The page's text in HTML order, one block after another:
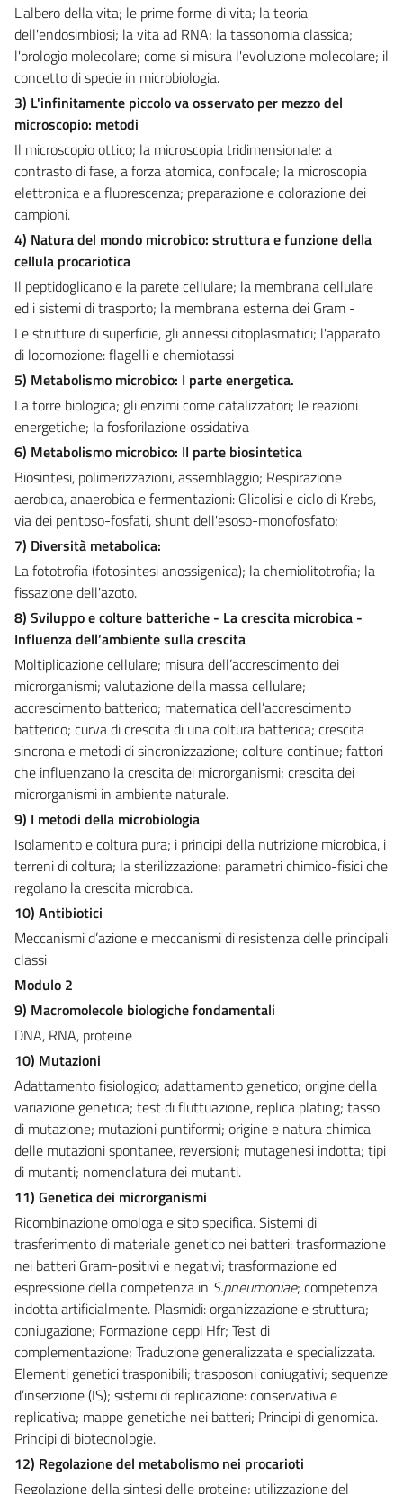
L'albero della vita; le prime forme di vita; la teoria
dell'endosimbiosi; la vita ad RNA; la tassonomia classica;
l'orologio molecolare; come si misura l'evoluzione molecolare; il
concetto di specie in microbiologia.
3) L'infinitamente piccolo va osservato per mezzo del
microscopio: metodi
Il microscopio ottico; la microscopia tridimensionale: a
contrasto di fase, a forza atomica, confocale; la microscopia
elettronica e a fluorescenza; preparazione e colorazione dei
campioni.
4) Natura del mondo microbico: struttura e funzione della
cellula procariotica
Il peptidoglicano e la parete cellulare; la membrana cellulare
ed i sistemi di trasporto; la membrana esterna dei Gram -
Le strutture di superficie, gli annessi citoplasmatici; l'apparato
di locomozione: flagelli e chemiotassi
5) Metabolismo microbico: I parte energetica.
La torre biologica; gli enzimi come catalizzatori; le reazioni
energetiche; la fosforilazione ossidativa
6) Metabolismo microbico: II parte biosintetica
Biosintesi, polimerizzazioni, assemblaggio; Respirazione
aerobica, anaerobica e fermentazioni: Glicolisi e ciclo di Krebs,
via dei pentoso-fosfati, shunt dell'esoso-monofosfato;
7) Diversità metabolica:
La fototrofia (fotosintesi anossigenica); la chemiolitotrofia; la
fissazione dell'azoto.
8) Sviluppo e colture batteriche - La crescita microbica -
Influenza dell’ambiente sulla crescita
Moltiplicazione cellulare; misura dell’accrescimento dei
microrganismi; valutazione della massa cellulare;
accrescimento batterico; matematica dell’accrescimento
batterico; curva di crescita di una coltura batterica; crescita
sincrona e metodi di sincronizzazione; colture continue; fattori
che influenzano la crescita dei microrganismi; crescita dei
microrganismi in ambiente naturale.
9) I metodi della microbiologia
Isolamento e coltura pura; i principi della nutrizione microbica, i
terreni di coltura; la sterilizzazione; parametri chimico-fisici che
regolano la crescita microbica.
10) Antibiotici
Meccanismi d’azione e meccanismi di resistenza delle principali
classi
Modulo 2
9) Macromolecole biologiche fondamentali
DNA, RNA, proteine
10) Mutazioni
Adattamento fisiologico; adattamento genetico; origine della
variazione genetica; test di fluttuazione, replica plating; tasso
di mutazione; mutazioni puntiformi; origine e natura chimica
delle mutazioni spontanee, reversioni; mutagenesi indotta; tipi
di mutanti; nomenclatura dei mutanti.
11) Genetica dei microrganismi
Ricombinazione omologa e sito specifica. Sistemi di
trasferimento di materiale genetico nei batteri: trasformazione
nei batteri Gram-positivi e negativi; trasformazione ed
espressione della competenza in S.pneumoniae; competenza
indotta artificialmente. Plasmidi: organizzazione e struttura;
coniugazione; Formazione ceppi Hfr; Test di
complementazione; Traduzione generalizzata e specializzata.
Elementi genetici trasponibili; trasposoni coniugativi; sequenze
d’inserzione (IS); sistemi di replicazione: conservativa e
replicativa; mappe genetiche nei batteri; Principi di genomica.
Principi di biotecnologie.
12) Regolazione del metabolismo nei procarioti
Regolazione della sintesi delle proteine; utilizzazione del